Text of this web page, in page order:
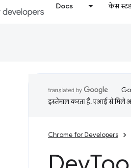
Docs केस
इस्तेमाल करता है. एआई से मिले
Chrome for Developers